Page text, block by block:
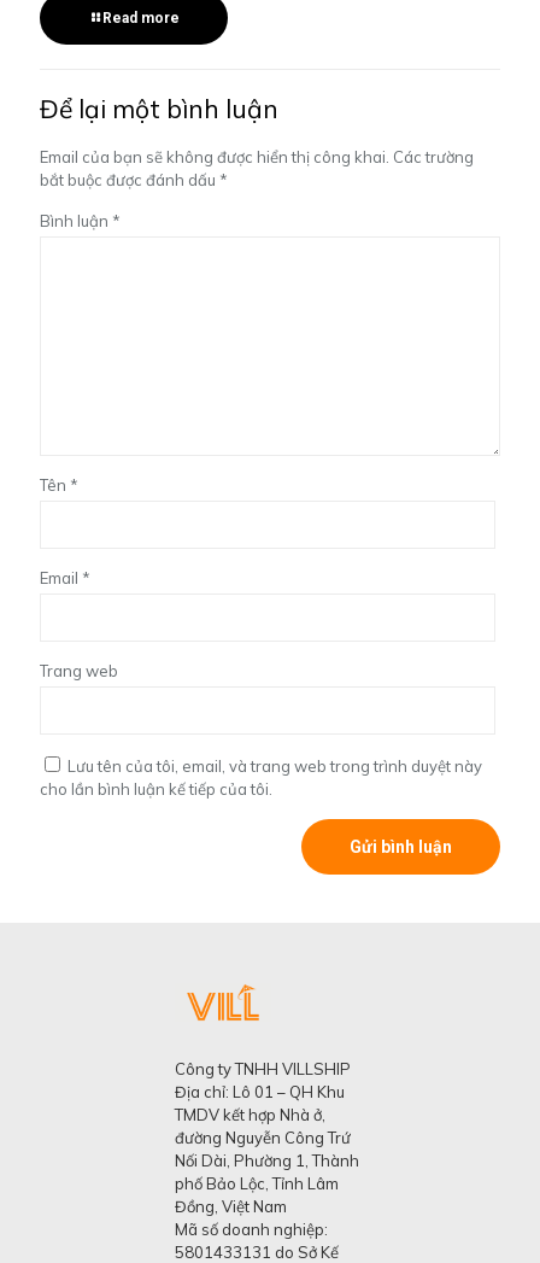
Read more
Để lại một bình luận
Email của bạn sẽ không được hiển thị công khai. Các trường
bắt buộc được đánh dấu *
Bình luận *
Tên *
Email *
Trang web
Lưu tên của tôi, email, và trang web trong trình duyệt này
cho lần bình luận kế tiếp của tôi.
Công ty TNHH VILLSHIP
Địa chỉ: Lô 01 – QH Khu
TMDV kết hợp Nhà ở,
đường Nguyễn Công Trứ
Nối Dài, Phường 1, Thành
phố Bảo Lộc, Tỉnh Lâm
Đồng, Việt Nam
Mã số doanh nghiệp:
5801433131 do Sở Kế